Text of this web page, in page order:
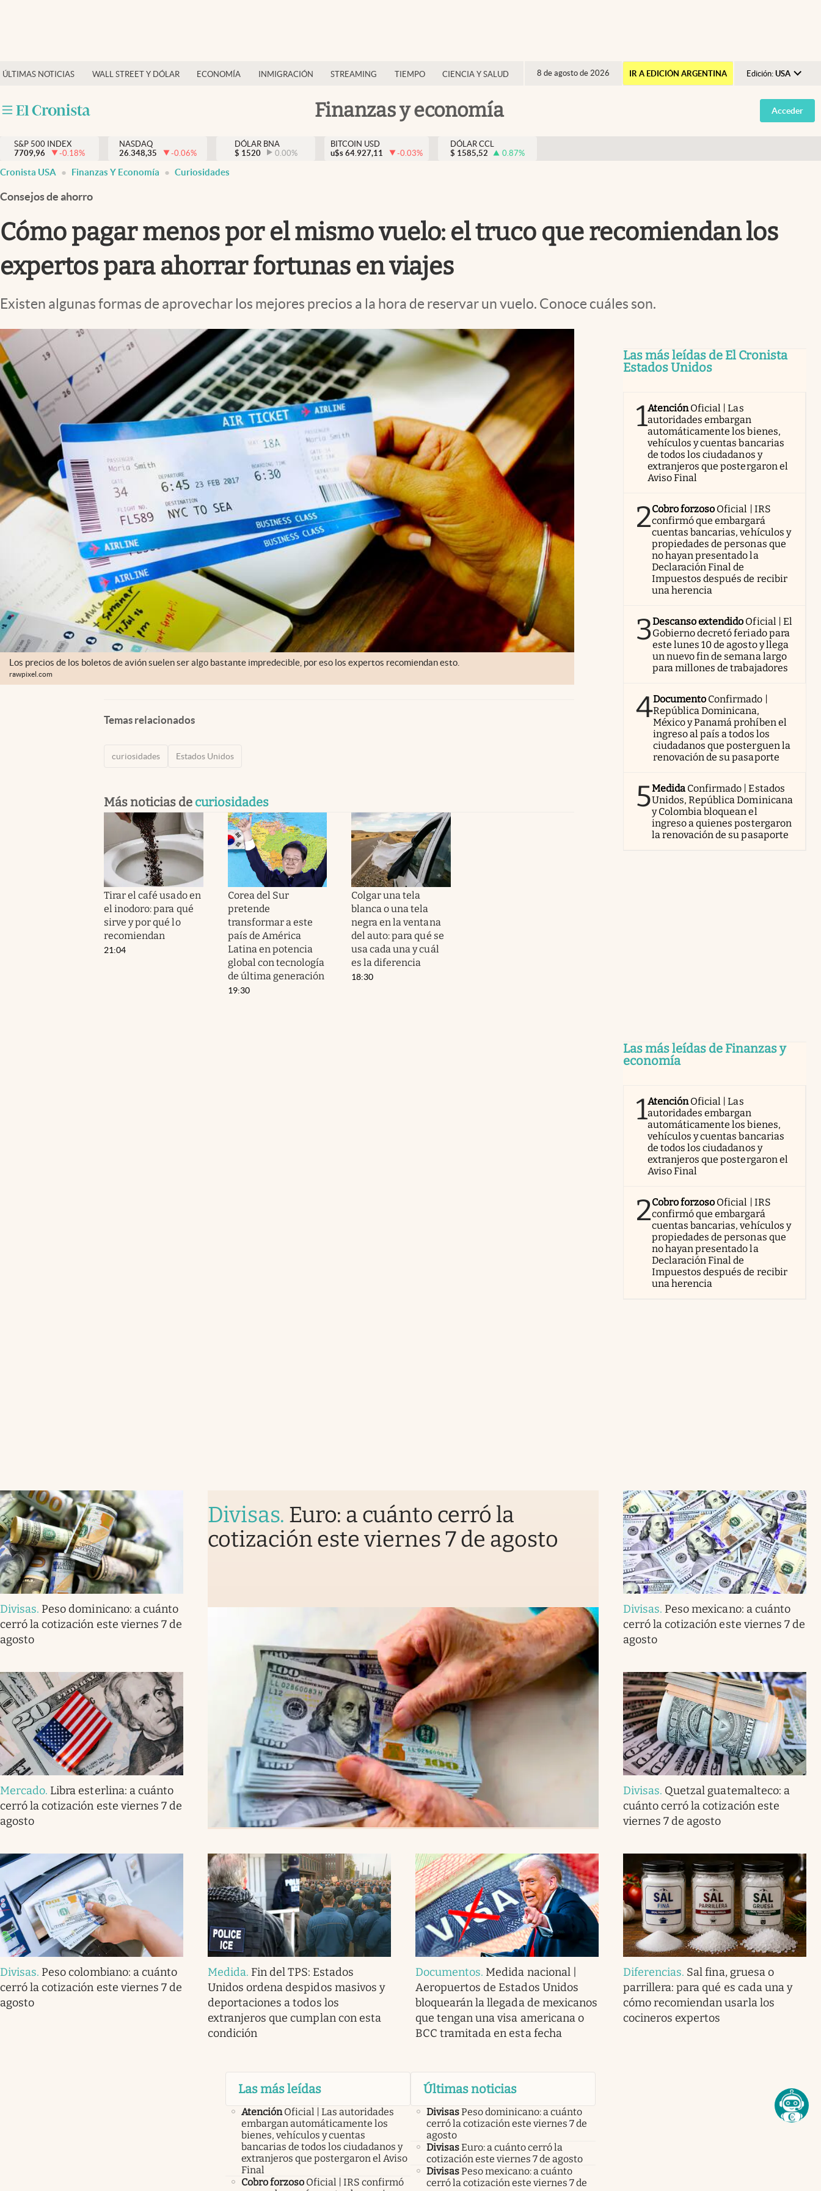
ÚLTIMAS NOTICIAS WALL STREET Y DÓLAR ECONOMÍA INMIGRACIÓN STREAMING TIEMPO CIENCIA Y SALUD 8 de agosto de 2026 IR A EDICIÓN ARGENTINA Edición: USA
Argentina
España
Finanzas y economía
Finanzas y economía
Inmigración
Trending
Streaming
Lifestyle
Acceder
S&P 500 INDEX
7709,96
-0.18%
NASDAQ
26.348,35
-0.06%
DÓLAR BNA
$ 1520 0.00%
BITCOIN USD
u$s 64.927,11 -0.03%
DÓLAR CCL
$ 1585,52 0.87%
Cronista USA Finanzas Y Economía Curiosidades
Consejos de ahorro
Cómo pagar menos por el mismo vuelo: el truco que recomiendan los
expertos para ahorrar fortunas en viajes
Existen algunas formas de aprovechar los mejores precios a la hora de reservar un vuelo. Conoce cuáles son.
Los precios de los boletos de avión suelen ser algo bastante impredecible, por eso los expertos recomiendan esto.
rawpixel.com
Temas relacionados
curiosidades Estados Unidos
Más noticias de curiosidades
Tirar el café usado en
el inodoro: para qué
sirve y por qué lo
recomiendan
21:04
Corea del Sur
pretende
transformar a este
país de América
Latina en potencia
global con tecnología
de última generación
19:30
Colgar una tela
blanca o una tela
negra en la ventana
del auto: para qué se
usa cada una y cuál
es la diferencia
18:30
Las más leídas de El Cronista
Estados Unidos
1AtenciónOficial | Las
autoridades embargan
automáticamente los bienes,
vehículos y cuentas bancarias
de todos los ciudadanos y
extranjeros que postergaron el
Aviso Final
2Cobro forzoso Oficial | IRS
confirmó que embargará
cuentas bancarias, vehículos y
propiedades de personas que
no hayan presentado la
Declaración Final de
Impuestos después de recibir
una herencia
3Descanso extendido Oficial | El
Gobierno decretó feriado para
este lunes 10 de agosto y llega
un nuevo fin de semana largo
para millones de trabajadores
4Documento Confirmado |
República Dominicana,
México y Panamá prohíben el
ingreso al país a todos los
ciudadanos que posterguen la
renovación de su pasaporte
5Medida Confirmado | Estados
Unidos, República Dominicana
y Colombia bloquean el
ingreso a quienes postergaron
la renovación de su pasaporte
Las más leídas de Finanzas y
economía
1AtenciónOficial | Las
autoridades embargan
automáticamente los bienes,
vehículos y cuentas bancarias
de todos los ciudadanos y
extranjeros que postergaron el
Aviso Final
2Cobro forzoso Oficial | IRS
confirmó que embargará
cuentas bancarias, vehículos y
propiedades de personas que
no hayan presentado la
Declaración Final de
Impuestos después de recibir
una herencia
Divisas. Peso dominicano: a cuánto
cerró la cotización este viernes 7 de
agosto
Divisas. Euro: a cuánto cerró la
cotización este viernes 7 de agosto
Divisas. Peso mexicano: a cuánto
cerró la cotización este viernes 7 de
agosto
Mercado. Libra esterlina: a cuánto
cerró la cotización este viernes 7 de
agosto
Divisas. Quetzal guatemalteco: a
cuánto cerró la cotización este
viernes 7 de agosto
Divisas. Peso colombiano: a cuánto
cerró la cotización este viernes 7 de
agosto
Medida. Fin del TPS: Estados
Unidos ordena despidos masivos y
deportaciones a todos los
extranjeros que cumplan con esta
condición
Documentos. Medida nacional |
Aeropuertos de Estados Unidos
bloquearán la llegada de mexicanos
que tengan una visa americana o
BCC tramitada en esta fecha
Diferencias. Sal fina, gruesa o
parrillera: para qué es cada una y
cómo recomiendan usarla los
cocineros expertos
Las más leídas
Atención Oficial | Las autoridades
embargan automáticamente los
bienes, vehículos y cuentas
bancarias de todos los ciudadanos y
extranjeros que postergaron el Aviso
Final
Cobro forzoso Oficial | IRS confirmó
Últimas noticias
DivisasPeso dominicano: a cuánto
cerró la cotización este viernes 7 de
agosto
DivisasEuro: a cuánto cerró la
cotización este viernes 7 de agosto
DivisasPeso mexicano: a cuánto
cerró la cotización este viernes 7 de